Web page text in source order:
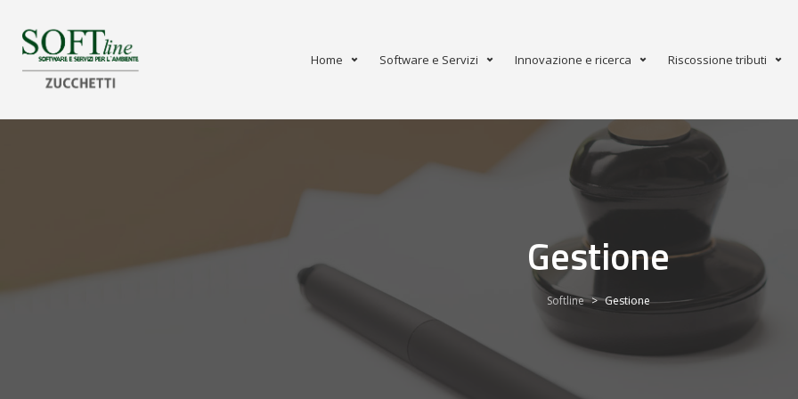
Home Software e Servizi Innovazione e ricerca Riscossione tributi
Gestione
Softline > Gestione